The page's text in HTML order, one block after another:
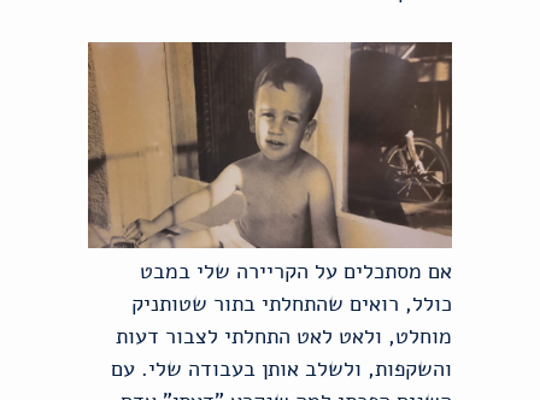
אם מסתכלים על הקריירה שלי במבט
כולל, רואים שהתחלתי בתור שטותניק
מוחלט, ולאט לאט התחלתי לצבור דעות
והשקפות, ולשלב אותן בעבודה שלי. עם